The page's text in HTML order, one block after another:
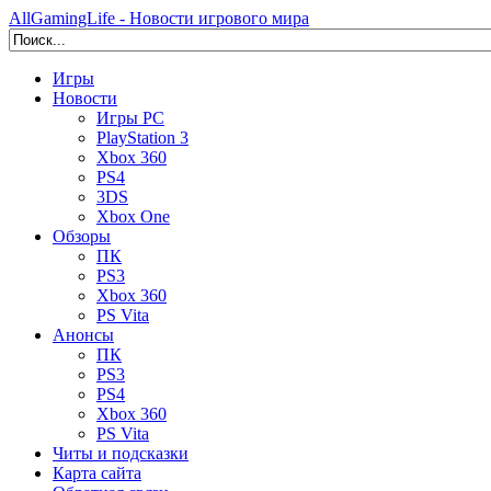
AllGamingLife - Новости игрового мира
Игры
Новости
Игры PC
PlayStation 3
Xbox 360
PS4
3DS
Xbox One
Обзоры
ПК
PS3
Xbox 360
PS Vita
Анонсы
ПК
PS3
PS4
Xbox 360
PS Vita
Читы и подсказки
Карта сайта